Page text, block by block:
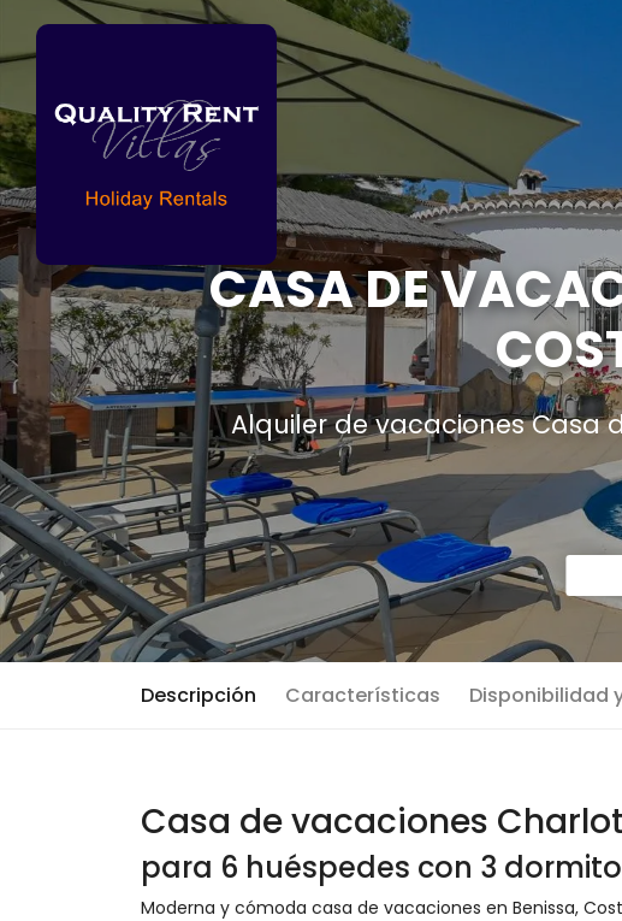
CASA DE
Alquiler de vacaciones Casa
Descripción Características Disponibilidad
Casa de vacaciones
para 6 huéspedes con 3
Moderna y cómoda casa de vacaciones en Benissa,